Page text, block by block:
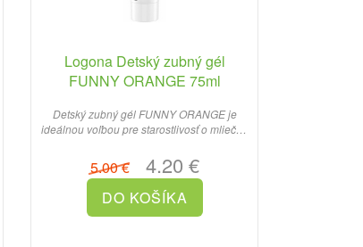
Logona Detský zubný gél
FUNNY ORANGE 75ml
Detský zubný gél FUNNY ORANGE je
ideálnou voľbou pre starostlivosť o mliečne
5.00 €4.20 €